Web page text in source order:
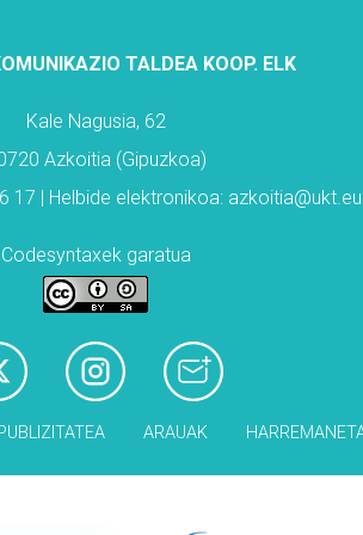
TALDEA KOOP. ELK
Kale Nagusia, 62
Azkoitia (Gipuzkoa)
17 | Helbide elektronikoa:
Codesyntaxek garatua
ARAUAK